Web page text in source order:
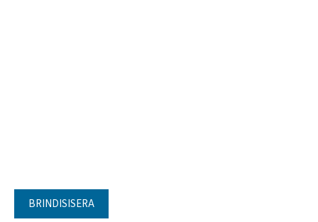
BRINDISISERA